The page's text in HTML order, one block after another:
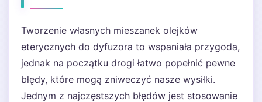
Tworzenie własnych mieszanek olejków
eterycznych do dyfuzora to wspaniała przygoda,
jednak na początku drogi łatwo popełnić pewne
błędy, które mogą zniweczyć nasze wysiłki.
Jednym z najczęstszych błędów jest stosowanie